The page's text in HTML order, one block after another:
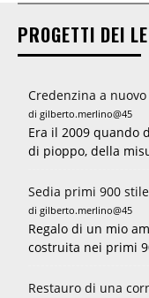
PROGETTI DEI
Credenzina a nuovo
di gilberto.merlino@45
Era il 2009 quando
di pioppo, della
Sedia primi 900
di gilberto.merlino@45
Regalo di un mio
costruita nei primi
Restauro di una